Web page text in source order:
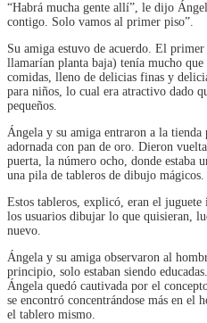
“Habrá mucha gente allí”, le dijo
contigo. Solo vamos al primer piso”.
Su amiga estuvo de acuerdo. El
llamarían planta baja) tenía mucho
comidas, lleno de delicias finas y
para niños, lo cual era atractivo dado
pequeños.
Ángela y su amiga entraron a la tienda
adornada con pan de oro. Dieron
puerta, la número ocho, donde estaba
una pila de tableros de dibujo mágicos.
Estos tableros, explicó, eran el
los usuarios dibujar lo que quisieran,
nuevo.
Ángela y su amiga observaron al
principio, solo estaban siendo
Ángela quedó cautivada por el
se encontró concentrándose más en el
el tablero mismo.